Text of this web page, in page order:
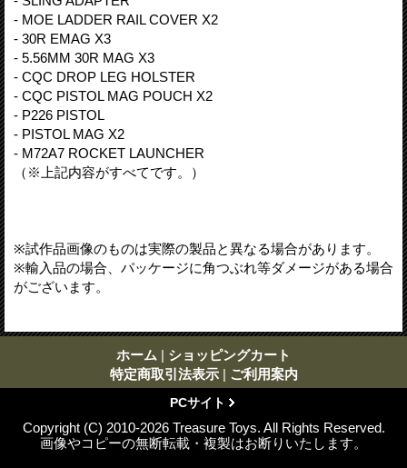
- MOE LADDER RAIL COVER X2
- 30R EMAG X3
- 5.56MM 30R MAG X3
- CQC DROP LEG HOLSTER
- CQC PISTOL MAG POUCH X2
- P226 PISTOL
- PISTOL MAG X2
- M72A7 ROCKET LAUNCHER
（※上記内容がすべてです。）
※試作品画像のものは実際の製品と異なる場合があります。
※輸入品の場合、パッケージに角つぶれ等ダメージがある場合
がございます。
ホーム | ショッピングカート
特定商取引法表示 | ご利用案内
PCサイト
Copyright (C) 2010-2026 Treasure Toys. All Rights Reserved.
画像やコピーの無断転載・複製はお断りいたします。